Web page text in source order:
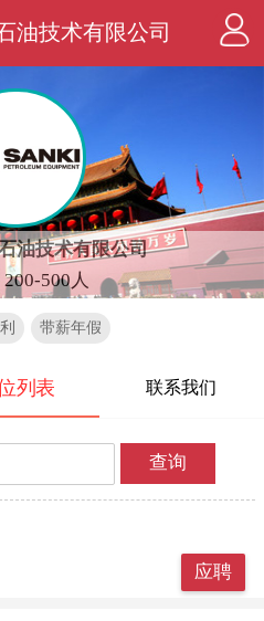
油技术有限公司
油技术有限公司
500人
带薪年假
列表 联系我们
查询
应聘